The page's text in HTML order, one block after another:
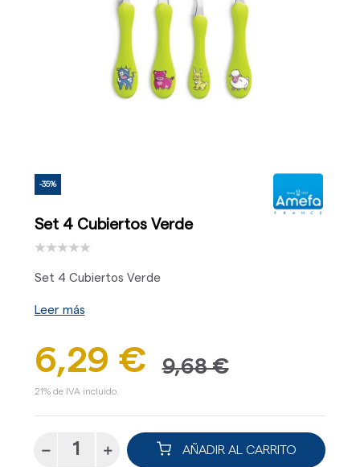
-35%
Set 4 Cubiertos Verde
Set 4 Cubiertos Verde
Leer más
6,29 € 9,68 €
21% de IVA incluido.
AÑADIR AL CARRITO